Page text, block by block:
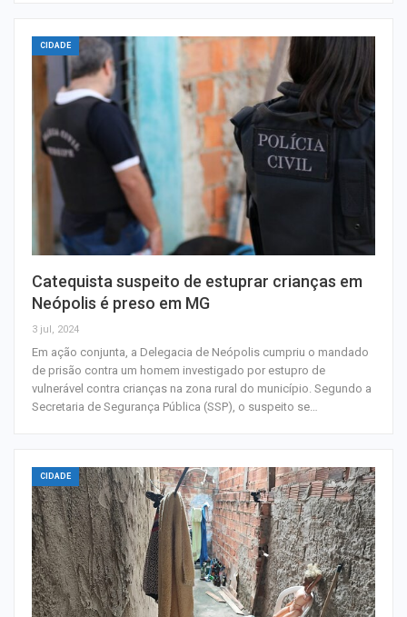
CIDADE
Catequista suspeito de estuprar crianças em
Neópolis é preso em MG
3 jul, 2024
Em ação conjunta, a Delegacia de Neópolis cumpriu o mandado
de prisão contra um homem investigado por estupro de
vulnerável contra crianças na zona rural do município. Segundo a
Secretaria de Segurança Pública (SSP), o suspeito se…
CIDADE